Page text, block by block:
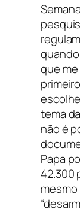
que me
tema
não é
Papa
42.300